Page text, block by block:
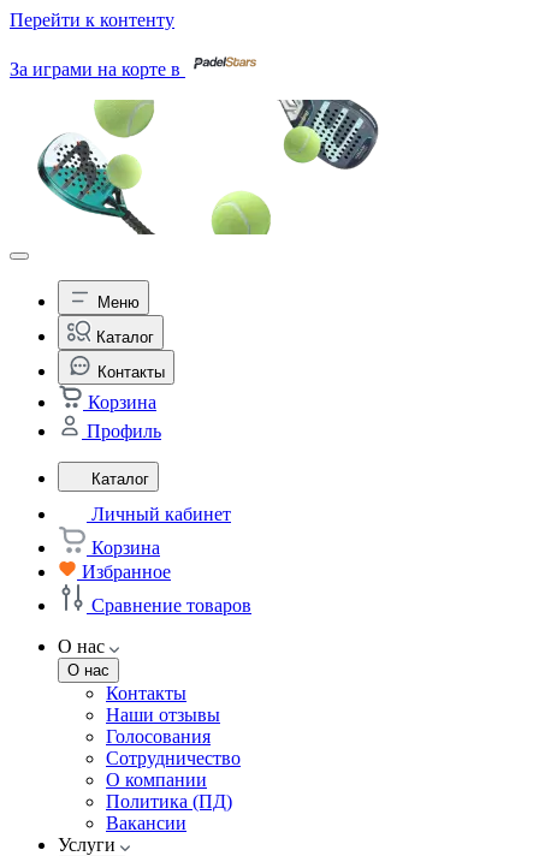
Перейти к контенту
За играми на корте в
Меню
Каталог
Контакты
Корзина
Профиль
Каталог
Личный кабинет
Корзина
Избранное
Сравнение товаров
О нас
О нас
Контакты
Наши отзывы
Голосования
Сотрудничество
О компании
Политика (ПД)
Вакансии
Услуги